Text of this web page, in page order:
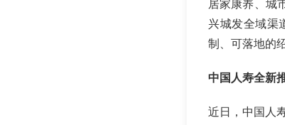
居家康养、城
兴城发全域渠
制、可落地的
中国人寿全新
近日，中国人